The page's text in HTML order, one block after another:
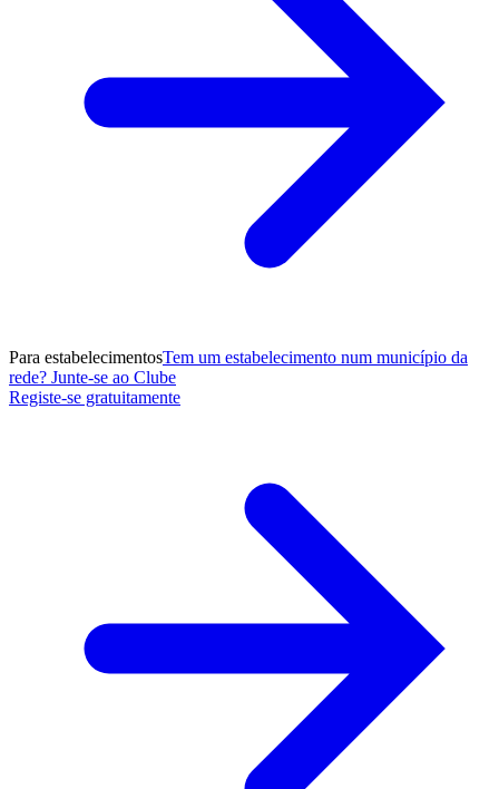
Para estabelecimentosTem um estabelecimento num município da
rede? Junte-se ao Clube
Registe-se gratuitamente